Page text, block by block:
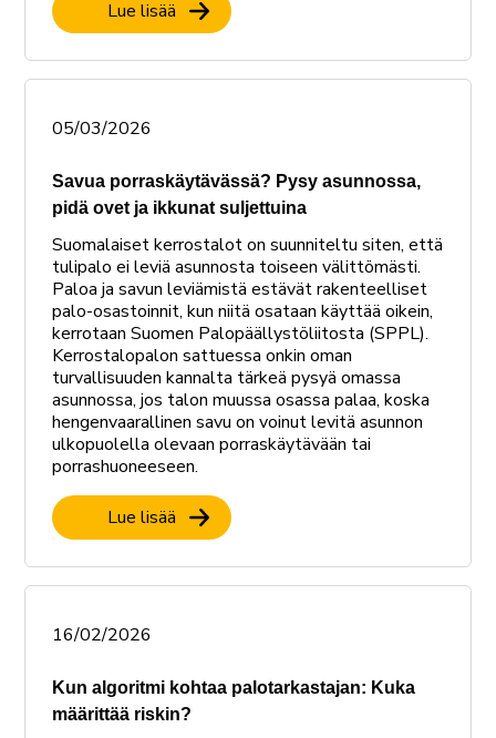
Lue lisää
05/03/2026
Savua porraskäytävässä? Pysy asunnossa,
pidä ovet ja ikkunat suljettuina
Suomalaiset kerrostalot on suunniteltu siten, että
tulipalo ei leviä asunnosta toiseen välittömästi.
Paloa ja savun leviämistä estävät rakenteelliset
palo-osastoinnit, kun niitä osataan käyttää oikein,
kerrotaan Suomen Palopäällystöliitosta (SPPL).
Kerrostalopalon sattuessa onkin oman
turvallisuuden kannalta tärkeä pysyä omassa
asunnossa, jos talon muussa osassa palaa, koska
hengenvaarallinen savu on voinut levitä asunnon
ulkopuolella olevaan porraskäytävään tai
porrashuoneeseen.
Lue lisää
16/02/2026
Kun algoritmi kohtaa palotarkastajan: Kuka
määrittää riskin?